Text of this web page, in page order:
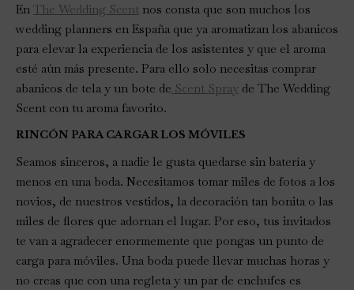
En The Wedding Scent nos consta que son muchos los
wedding planners en España que ya aromatizan los abanicos
para elevar la experiencia de los asistentes y que el aroma
esté aún más presente. Para ello solo necesitas comprar
abanicos de tela y un bote de Scent Spray de The Wedding
Scent con tu aroma favorito.
RINCÓN PARA CARGAR LOS MÓVILES
Seamos sinceros, a nadie le gusta quedarse sin batería y
menos en una boda. Necesitamos tomar miles de fotos a los
novios, de nuestros vestidos, la decoración tan bonita o las
miles de flores que adornan el lugar. Por eso, tus invitados
te van a agradecer enormemente que pongas un punto de
carga para móviles. Una boda puede llevar muchas horas y
no creas que con una regleta y un par de enchufes es